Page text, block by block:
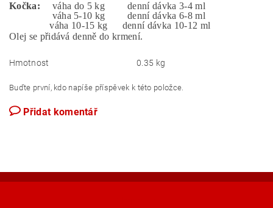
Kočka:
váha do 5 kg
denní dávka 3-4 ml
váha 5-10 kg
denní dávka 6-8 ml
váha 10-15 kg
denní dávka 10-12 ml
Olej se přidává denně do krmení.
Hmotnost 0.35 kg
Buďte první, kdo napíše příspěvek k této položce.
Přidat komentář